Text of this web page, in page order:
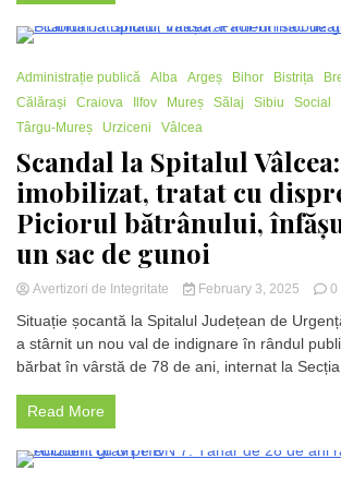
Administrație publică
Alba Argeș Bihor Bistrița
Călărași
Craiova Ilfov Mureș Sălaj Sibiu Social
Târgu-Mureș
Urziceni Vâlcea
Scandal la Spitalul
imobilizat, tratat cu
Piciorul bătrânului,
un sac de gunoi
Avertizori de Integritate February 3, 2025 0
Situație șocantă la Spitalul Județean de
a stârnit un nou val de indignare în rândul
bărbat în vârstă de 78 de ani, internat la Secția
Read More